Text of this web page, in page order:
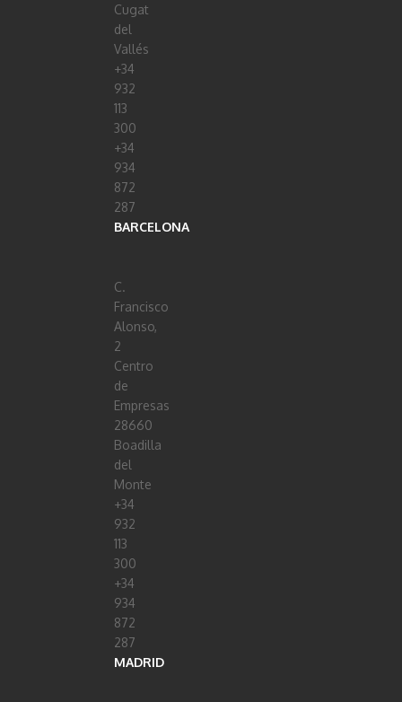
Cugat
del
Vallés
+34
932
113
300
+34
934
872
287
BARCELONA
C.
Francisco
Alonso,
2
Centro
de
Empresas
28660
Boadilla
del
Monte
+34
932
113
300
+34
934
872
287
MADRID